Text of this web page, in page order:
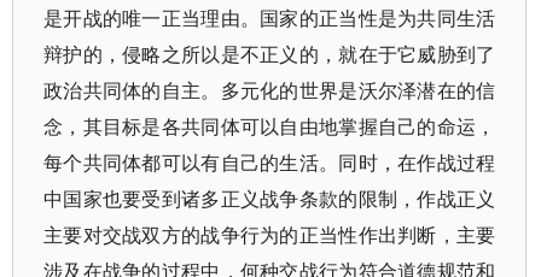
是开战的唯一正当理由。国家的正当性是为共同生活
辩护的，侵略之所以是不正义的，就在于它威胁到了
政治共同体的自主。多元化的世界是沃尔泽潜在的信
念，其目标是各共同体可以自由地掌握自己的命运，
每个共同体都可以有自己的生活。同时，在作战过程
中国家也要受到诸多正义战争条款的限制，作战正义
主要对交战双方的战争行为的正当性作出判断，主要
涉及在战争的过程中，何种交战行为符合道德规范和